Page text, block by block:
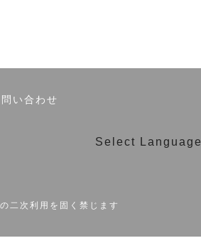
い合わせ
Select Language
二次利用を固く禁じます